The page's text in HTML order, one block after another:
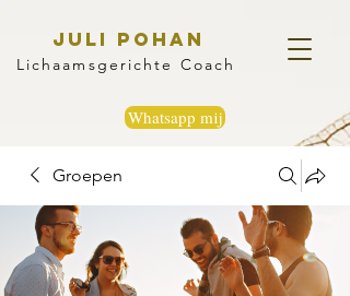
Juli Pohan
Lichaamsgerichte Coach
Whatsapp mij
Groepen